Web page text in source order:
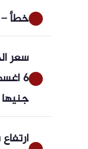
خطأ –
سعر
جنيها